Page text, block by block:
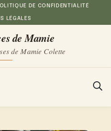
DE CONFIDENTIALITÉ
LÉGALES
de Mamie
de Mamie Colette